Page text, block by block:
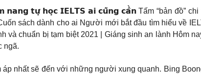
𝘁𝘂̛̣ 𝗵𝗼̣𝗰 𝗜𝗘𝗟𝗧𝗦 𝗮𝗶 𝗰𝘂̃𝗻𝗴 𝗰𝗮̂̀𝗻 Tấm “bản đồ” chi
sách dành cho ai Người mới bắt đầu tìm hiểu về
và chuẩn bị tạm biệt 2021 | Giáng sinh an lành Hôm
ngã.
áp nhất sẽ đến với những người xung quanh. Bing